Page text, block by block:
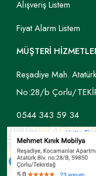
Alışveriş Listem
Fiyat Alarm Listem
MÜŞTERİ
Reşadiye Mah.
No:28/b Çorlu/
0544 343 59 34